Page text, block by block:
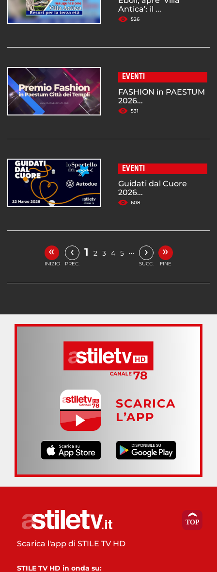
Antica’: il ...
526
EVENTI
FASHION in PAESTUM
2026...
531
EVENTI
Guidati dal Cuore
2026...
608
«
INIZIO
‹
PREC.
1 2 3 4 5 … ›
SUCC.
»
FINE
SCARICA
L’APP
Scarica l'app di STILE TV HD
STILE TV HD in onda su: